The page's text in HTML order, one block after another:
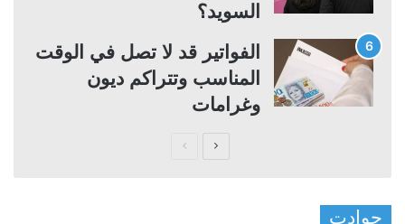
السويد؟
الفواتير قد لا تصل في الوقت
المناسب وتتراكم ديون
وغرامات
حوادت